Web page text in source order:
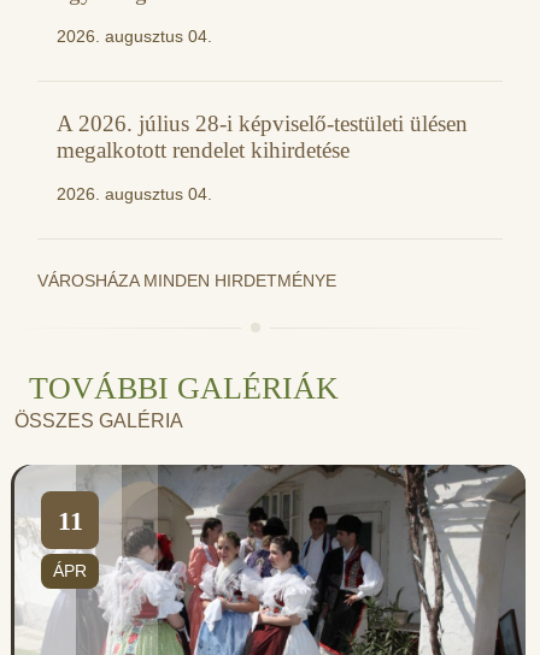
2026. augusztus 04.
A 2026. július 28-i képviselő-testületi ülésen
megalkotott rendelet kihirdetése
2026. augusztus 04.
VÁROSHÁZA MINDEN HIRDETMÉNYE
TOVÁBBI GALÉRIÁK
ÖSSZES GALÉRIA
11
ÁPR